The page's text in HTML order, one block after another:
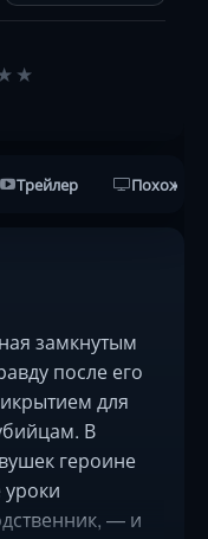
★
Трейлер Похожие
замкнутым
после его
для
В
героине
уроки
— и